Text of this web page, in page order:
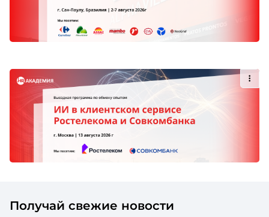
Получай свежие новости